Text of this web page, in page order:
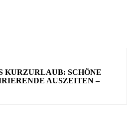
KURZURLAUB: SCHÖNE
AUSZEITEN –